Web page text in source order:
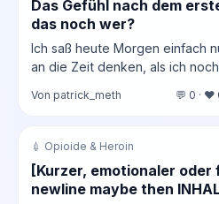
Das Gefühl nach dem
das noch wer?
Ich saß heute Morgen einfach
an die Zeit denken, als ich noch
Von patrick_meth 💬 0 · ❤️
💉 Opioide & Heroin
[Kurzer, emotionaler
newline maybe then